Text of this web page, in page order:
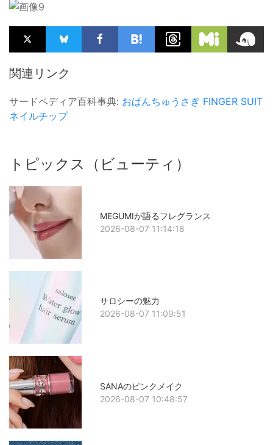
関連リンク
サードペディア百科事典: おぱんちゅうさぎ FINGER SUIT
ネイルチップ
トピックス（ビューティ）
MEGUMIが語るフレグランス
2026-08-07 11:14:18
サロシーの魅力
2026-08-07 11:09:51
SANAのピンクメイク
2026-08-07 10:48:57